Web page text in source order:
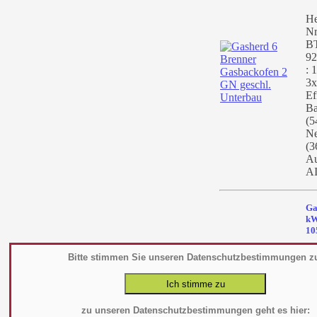
Bitte stimmen Sie unseren Datenschutzbestimmungen
zu unseren Datenschutzbestimmungen geht es hier:
: